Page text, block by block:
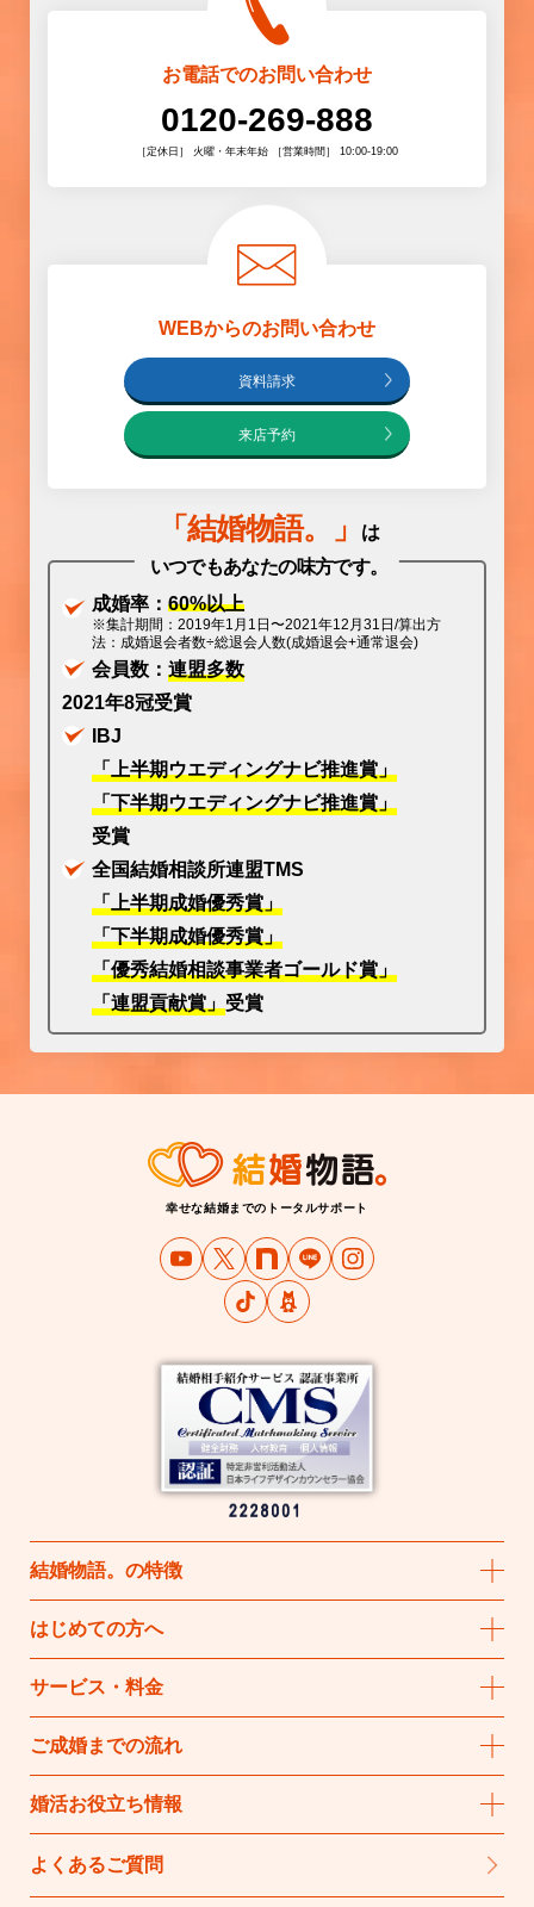
お電話でのお問い合わせ
0120-269-888
［定休日］ 火曜・年末年始 ［営業時間］ 10:00-19:00
WEBからのお問い合わせ
資料請求
来店予約
「 結婚物語。」
は
いつでもあなたの味方です。
成婚率： 60%以上
※集計期間：2019年1月1日〜2021年12月31日/算出方
法：成婚退会者数÷総退会人数(成婚退会+通常退会)
会員数： 連盟多数
2021年8冠受賞
IBJ
「上半期ウエディングナビ推進賞」
「下半期ウエディングナビ推進賞」
受賞
全国結婚相談所連盟TMS
「上半期成婚優秀賞」
「下半期成婚優秀賞」
「優秀結婚相談事業者ゴールド賞」
「連盟貢献賞」 受賞
幸せな結婚までのトータルサポート
結婚物語。 の特徴
はじめての方へ
サービス・料金
ご成婚までの流れ
婚活お役立ち情報
よくあるご質問